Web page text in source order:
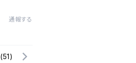
通報する
(51)